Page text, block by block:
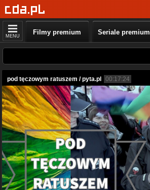
MENU Filmy premium Seriale premium
pod tęczowym ratuszem / pyta.pl 00:17:24